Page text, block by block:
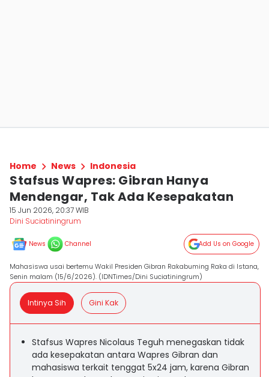
Home News Indonesia
Stafsus Wapres: Gibran Hanya
Mendengar, Tak Ada Kesepakatan
15 Jun 2026, 20:37 WIB
Dini Suciatiningrum
News Channel Add Us on Google
Mahasiswa usai bertemu Wakil Presiden Gibran Rakabuming Raka di Istana,
Senin malam (15/6/2026). (IDNTimes/Dini Suciatiningrum)
Intinya Sih Gini Kak
Stafsus Wapres Nicolaus Teguh menegaskan tidak
ada kesepakatan antara Wapres Gibran dan
mahasiswa terkait tenggat 5x24 jam, karena Gibran